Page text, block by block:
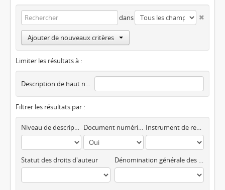
dans
Ajouter de nouveaux critères
Limiter les résultats à :
Description de haut niveau
Filtrer les résultats par :
Niveau de description Document numérique disponible Instrument de recherche
Statut des droits d'auteur Dénomination générale des documents